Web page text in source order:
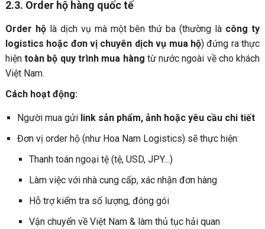
2.3. Order hộ hàng quốc tế
Order hộlà dịch vụ mà một bên thứ ba (thường là công ty
logistics hoặc đơn vị chuyên dịch vụ mua hộ) đứng ra thực
hiệntoàn bộ quy trình mua hàng từ nước ngoài về cho khách
Việt Nam.
Cách hoạt động:
Người mua gửi link sản phẩm, ảnh hoặc yêu cầu chi tiết
Đơn vị order hộ (như Hoa Nam Logistics) sẽ thực hiện:
Thanh toán ngoại tệ (tệ, USD, JPY…)
Làm việc với nhà cung cấp, xác nhận đơn hàng
Hỗ trợ kiểm tra số lượng, đóng gói
Vận chuyển về Việt Nam & làm thủ tục hải quan